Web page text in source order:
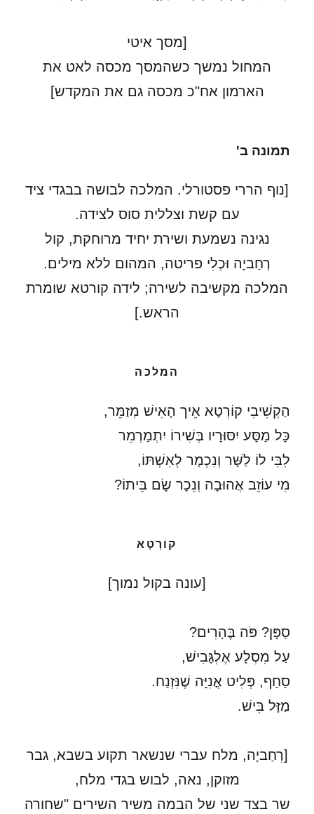
[מסך איטי
המחול נמשך כשהמסך מכסה לאט את
הארמון אח"כ מכסה גם את המקדש]
תמונה ב'
[נוף הררי פסטורלי. המלכה לבושה בבגדי ציד
עם קשת וצללית סוס לצידה.
נגינה נשמעת ושירת יחיד מרוחקת, קול
רְחַביָה וּכְלִי פריטה, המהום ללא מילים.
המלכה מקשיבה לשירה; לידה קורטא שומרת
הראש.]
המלכה
הַקְשִׁיבִי קוֹרְטָא אֵיך הָאִישׁ מְזַמֵּר,
כָּל מַסָּע יִסּוּרָיו בְּשִׁירוֹ יִתְמַרְמֵר
לִבִּי לוֹ לַשָּׁר וְנִכְמָר לְאִשְׁתּוֹ,
מִי עוֹזֵב אֲהוּבָה וְנֵכָר שָׂם בֵּיתוֹ?
קוֹרְטָא
[עונה בקול נמוך]
סַפָּן? פֹּה בֶּהָרִים?
עַל מִסְלָע אֶלְגָּבִישׁ,
סַחַף, פְּלִיט אֳנִיָּה שֶׁנִּזְנַח.
מַזָּל בִּישׁ.
[רְחַביָה, מלח עברי שנשאר תקוע בשבא, גבר
מזוקן, נאה, לבוש בגדי מלח,
שר בצד שני של הבמה משיר השירים "שחורה